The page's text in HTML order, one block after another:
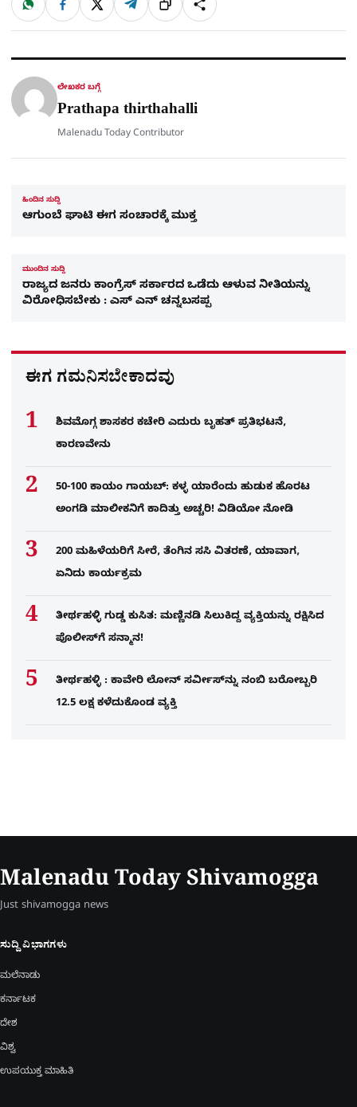
ಹಂಚಿಕೊಳ್ಳಿ
W
a
t
p
p
F
c
e
o
k
X T
l
e
a
m
ಲಿಂ
ಕ್
S
h
a
ಲೇಖಕರ ಬಗ್ಗೆ
Prathapa thirthahalli
Malenadu Today Contributor
ಹಿಂದಿನ ಸುದ್ದಿ
ಆಗುಂಬೆ ಘಾಟಿ ಈಗ ಸಂಚಾರಕ್ಕೆ ಮುಕ್ತ
ಮುಂದಿನ ಸುದ್ದಿ
ರಾಜ್ಯದ ಜನರು ಕಾಂಗ್ರೆಸ್​ ಸರ್ಕಾರದ ಒಡೆದು ಆಳುವ ನೀತಿಯನ್ನು
ವಿರೋಧಿಸಬೇಕು : ಎಸ್​ ಎನ್​ ಚನ್ನಬಸಪ್ಪ
ಈಗ ಗಮನಿಸಬೇಕಾದವು
ಶಿವಮೊಗ್ಗ ಶಾಸಕರ ಕಚೇರಿ ಎದುರು ಬೃಹತ್ ಪ್ರತಿಭಟನೆ,
ಕಾರಣವೇನು
50-100 ಕಾಯಂ ಗಾಯಬ್: ಕಳ್ಳ ಯಾರೆಂದು ಹುಡುಕ ಹೊರಟ
ಅಂಗಡಿ ಮಾಲೀಕನಿಗೆ ಕಾದಿತ್ತು ಅಚ್ಚರಿ! ವಿಡಿಯೋ ನೋಡಿ
200 ಮಹಿಳೆಯರಿಗೆ ಸೀರೆ, ತೆಂಗಿನ ಸಸಿ ವಿತರಣೆ, ಯಾವಾಗ,
ಏನಿದು ಕಾರ್ಯಕ್ರಮ
ತೀರ್ಥಹಳ್ಳಿ ಗುಡ್ಡ ಕುಸಿತ: ಮಣ್ಣಿನಡಿ ಸಿಲುಕಿದ್ದ ವ್ಯಕ್ತಿಯನ್ನು ರಕ್ಷಿಸಿದ
ಪೊಲೀಸ್‌ಗೆ ಸನ್ಮಾನ!
ತೀರ್ಥಹಳ್ಳಿ : ಕಾವೇರಿ ಲೋನ್​ ಸರ್ವೀಸ್​​​ನ್ನು ನಂಬಿ ಬರೋಬ್ಬರಿ
12.5 ಲಕ್ಷ ಕಳೆದುಕೊಂಡ ವ್ಯಕ್ತಿ
Malenadu Today Shivamogga
Just shivamogga news
ಸುದ್ದಿ ವಿಭಾಗಗಳು
ಮಲೆನಾಡು
ಕರ್ನಾಟಕ
ದೇಶ
ವಿಶ್ವ
ಉಪಯುಕ್ತ ಮಾಹಿತಿ